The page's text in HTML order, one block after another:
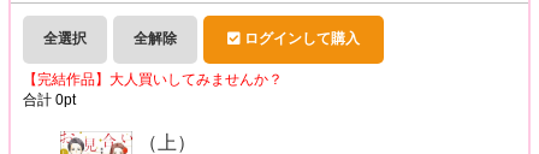
全選択 全解除 ログインして購入
【完結作品】大人買いしてみませんか？
合計 0pt
（上）